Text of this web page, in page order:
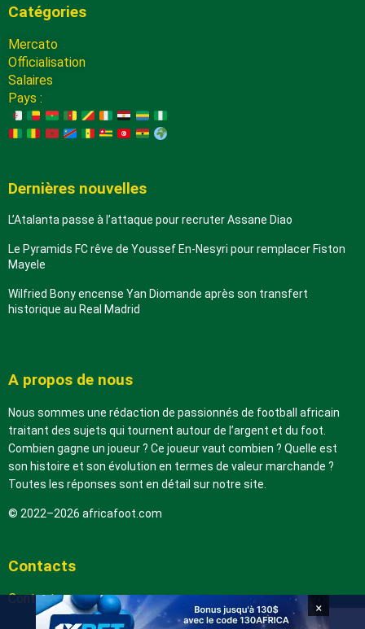
Catégories
Mercato
Officialisation
Salaires
Pays :
Dernières nouvelles
L’Atalanta passe à l’attaque pour recruter Assane Diao
Le Pyramids FC rêve de Youssef En-Nesyri pour remplacer Fiston
Mayele
Wilfried Bony encense Yan Diomande après son transfert
historique au Real Madrid
A propos de nous
Nous sommes une rédaction de passionnés de football africain
traitant des sujets qui tournent autour de l’argent et du foot.
Combien gagne un joueur ? Ce joueur vaut combien ? Quelle est
son histoire et son évolution en termes de valeur marchande ?
Toutes les réponses sont en détail sur notre site.
© 2022–2026 africafoot.com
Contacts
Contactez-nous ×